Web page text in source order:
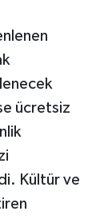
ücretsiz
Kültür ve